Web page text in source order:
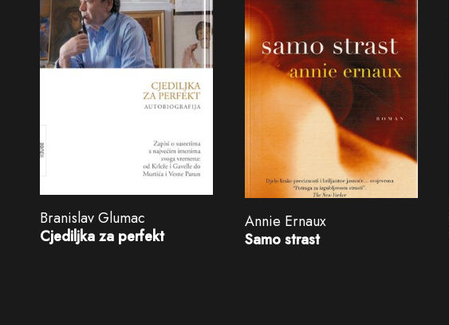
Branislav Glumac
Cjediljka za perfekt
Annie Ernaux
Samo strast